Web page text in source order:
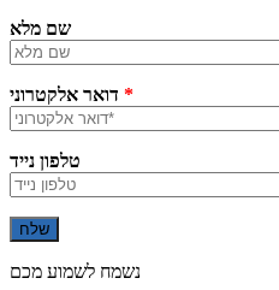
שם מלא
*
טלפון נייד
נשמח לשמוע מכם